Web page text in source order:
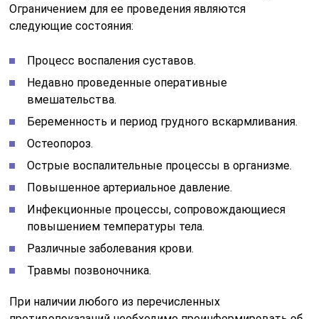
Ограничением для ее проведения являются
следующие состояния:
Процесс воспаления суставов.
Недавно проведенные оперативные
вмешательства.
Беременность и период грудного вскармливания.
Остеопороз.
Острые воспалительные процессы в организме.
Повышенное артериальное давление.
Инфекционные процессы, сопровождающиеся
повышением температуры тела.
Различные заболевания крови.
Травмы позвоночника.
При наличии любого из перечисленных